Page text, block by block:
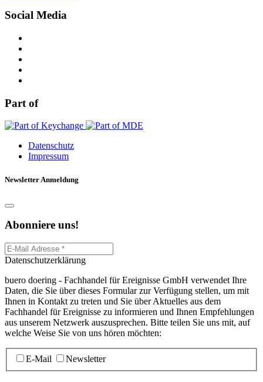
Social Media
Part of
Datenschutz
Impressum
Newsletter Anmeldung
Abonniere uns!
Datenschutzerklärung
buero doering - Fachhandel für Ereignisse GmbH verwendet Ihre
Daten, die Sie über dieses Formular zur Verfügung stellen, um mit
Ihnen in Kontakt zu treten und Sie über Aktuelles aus dem
Fachhandel für Ereignisse zu informieren und Ihnen Empfehlungen
aus unserem Netzwerk auszusprechen. Bitte teilen Sie uns mit, auf
welche Weise Sie von uns hören möchten:
E-Mail Newsletter